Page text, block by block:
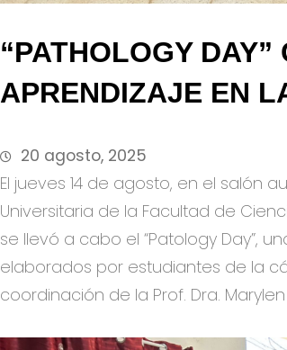
“PATHOLOGY DAY”
APRENDIZAJE EN
20 agosto, 2025
El jueves 14 de agosto, en el salón
Universitaria de la Facultad de
se llevó a cabo el “Patology Day”,
elaborados por estudiantes de la
coordinación de la Prof. Dra.